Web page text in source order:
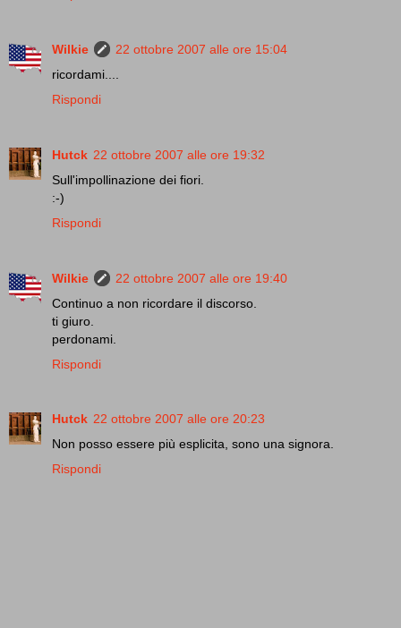
Wilkie
22 ottobre 2007 alle ore 15:04
ricordami....
Rispondi
Hutck 22 ottobre 2007 alle ore 19:32
Sull'impollinazione dei fiori.
:-)
Rispondi
Wilkie
22 ottobre 2007 alle ore 19:40
Continuo a non ricordare il discorso.
ti giuro.
perdonami.
Rispondi
Hutck 22 ottobre 2007 alle ore 20:23
Non posso essere più esplicita, sono una signora.
Rispondi